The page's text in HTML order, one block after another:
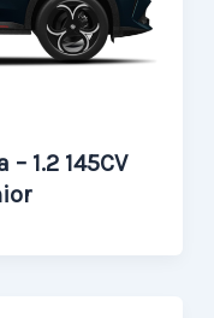
1.2 145CV